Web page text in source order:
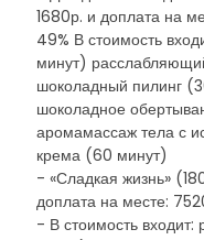
1680р. и доплата на
49% В стоимость
минут)
шоколадный пилинг
шоколадное
аромамассаж тела с
крема (60 минут)
- «Сладкая жизнь»
доплата на месте:
- В стоимость